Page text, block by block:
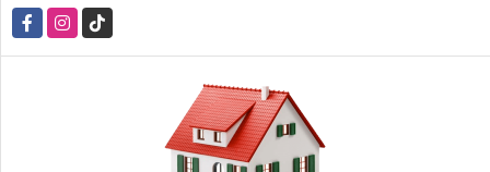
FacebookInstagram
TikTok